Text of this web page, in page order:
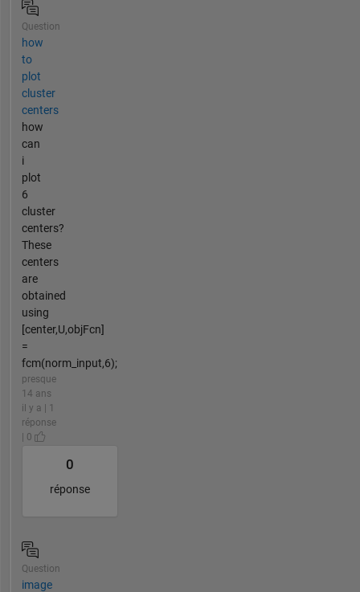
Question
how
to
plot
cluster
centers
how
can
i
plot
6
cluster
centers?
These
centers
are
obtained
using
[center,U,objFcn]
=
fcm(norm_input,6);
presque
14 ans
il y a | 1
réponse
| 0
0
réponse
Question
image